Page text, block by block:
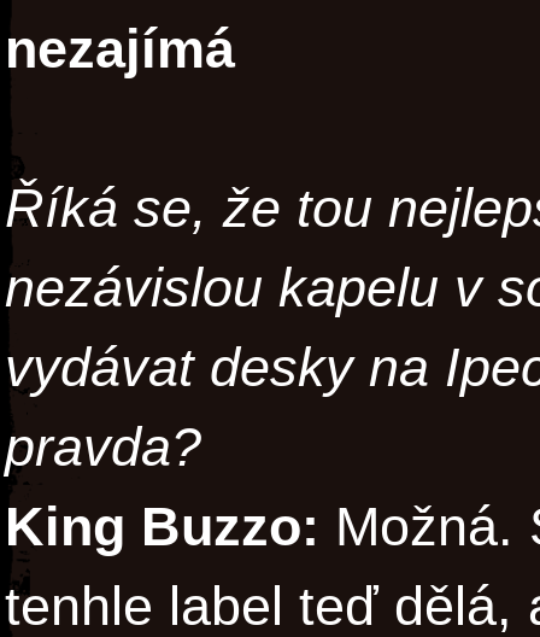
nezajímá
Říká se, že tou
nezávislou kapelu v
vydávat desky na
pravda?
King Buzzo: Možná.
tenhle label teď dělá,